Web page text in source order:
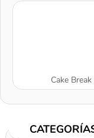
Cake Break